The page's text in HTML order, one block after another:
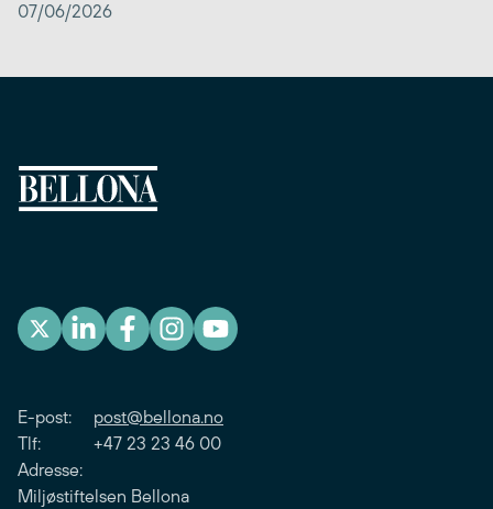
07/06/2026
E-post: post@bellona.no
Tlf: +47 23 23 46 00
Adresse:
Miljøstiftelsen Bellona